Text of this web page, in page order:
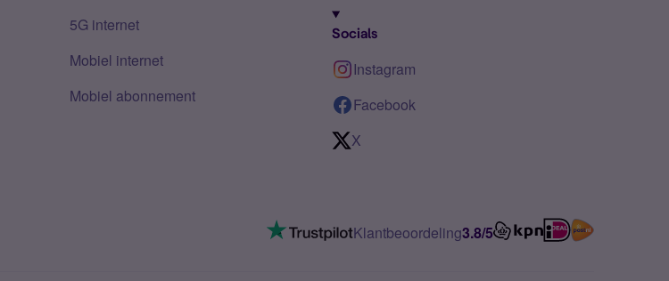
5G internet
Mobiel internet
Mobiel abonnement
Socials
Instagram
Facebook
X
Klantbeoordeling3.8/5